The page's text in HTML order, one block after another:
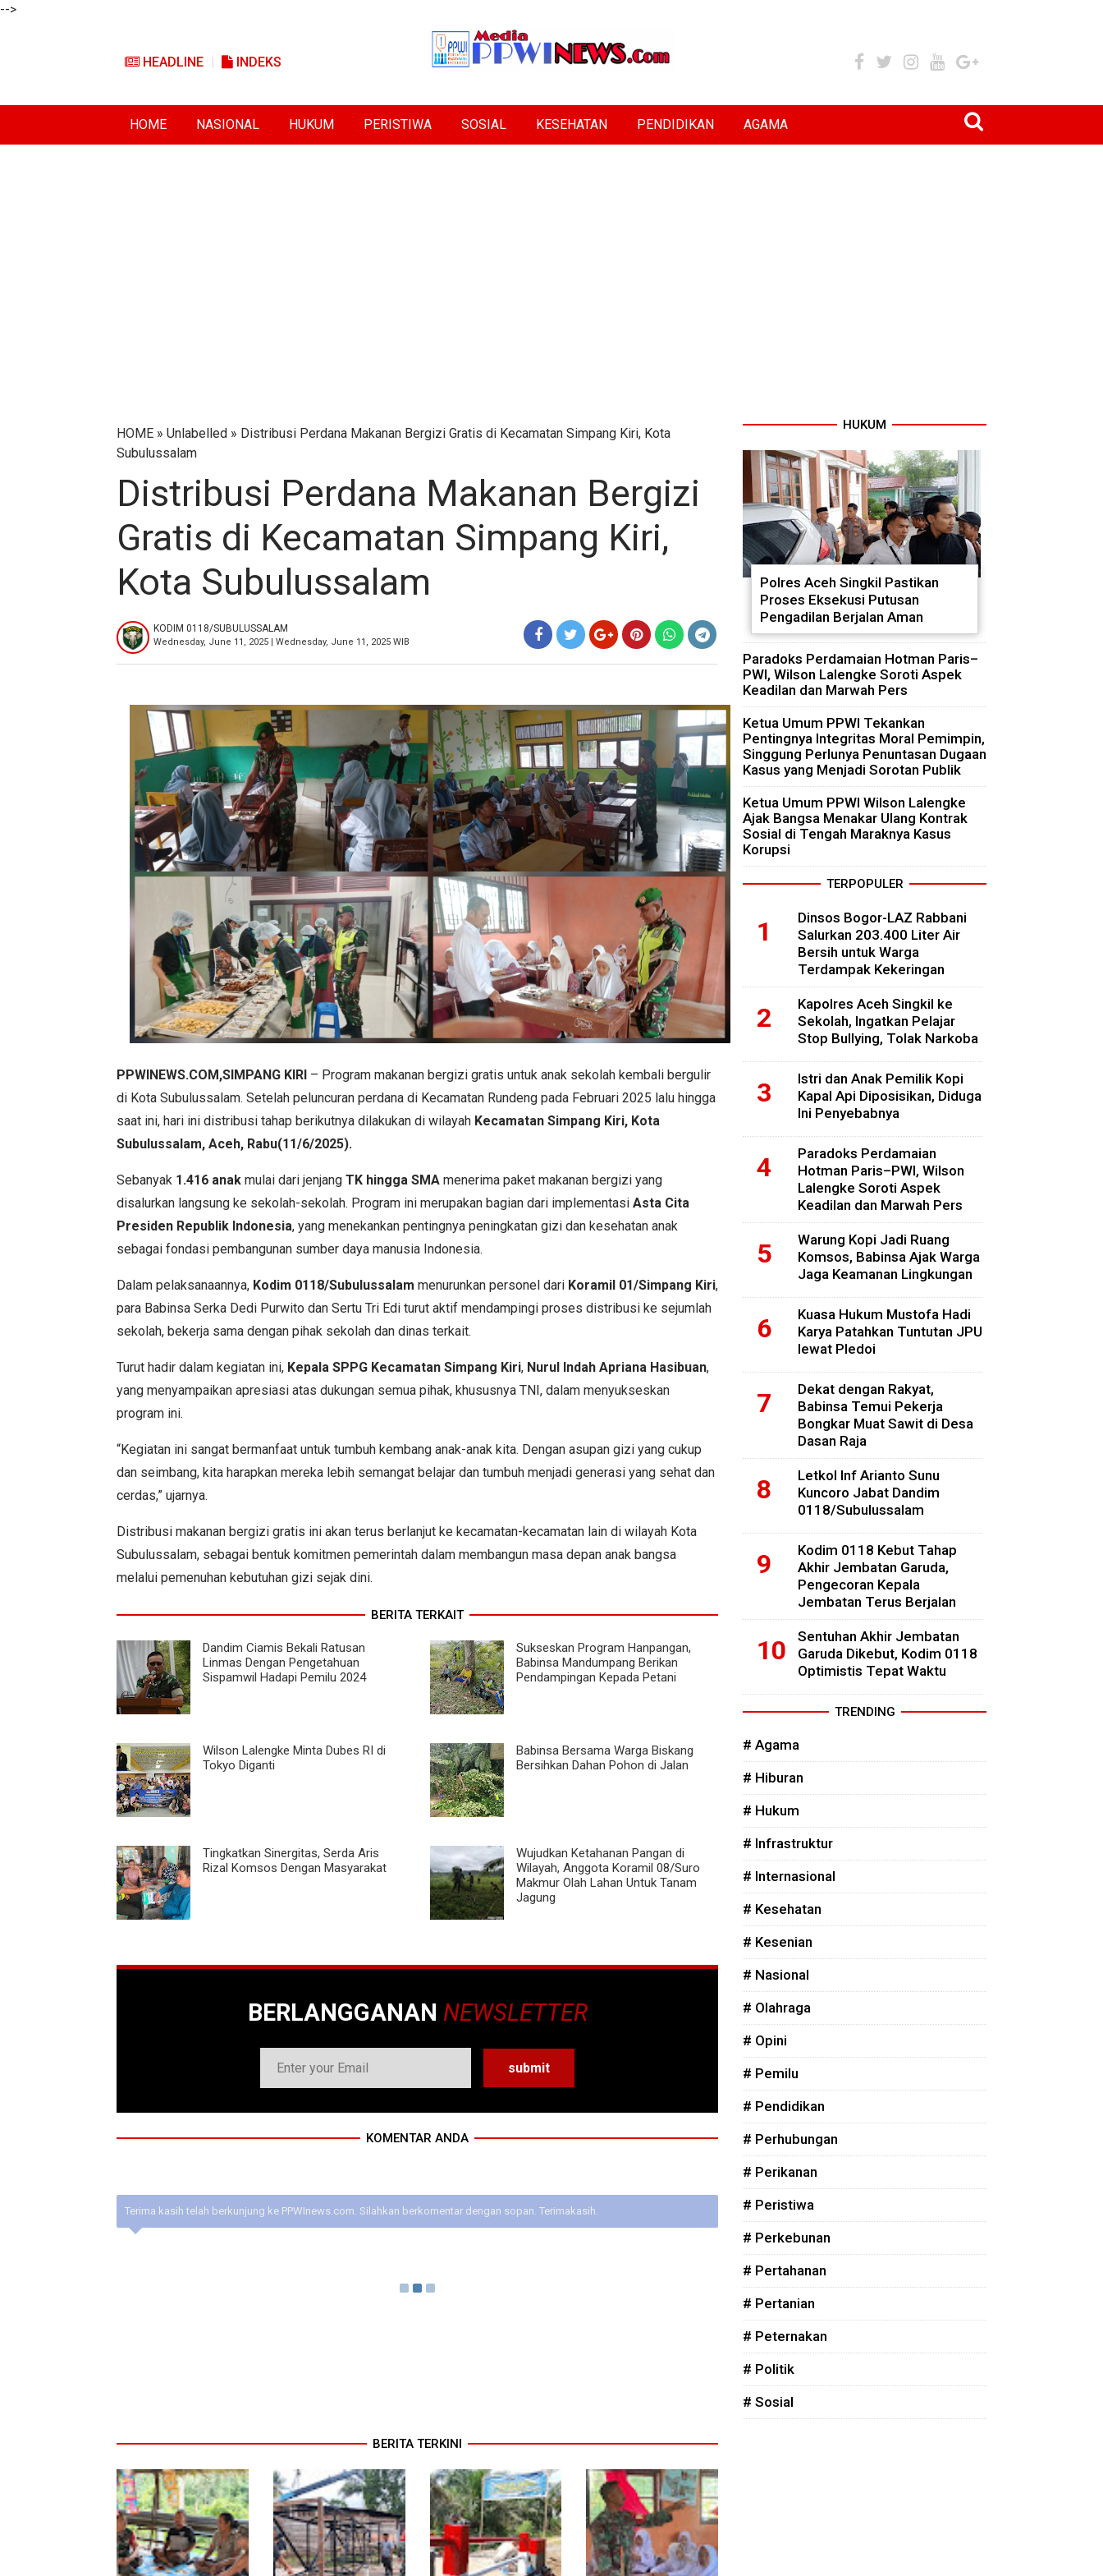
-->
HEADLINE INDEKS
HOME NASIONAL HUKUM PERISTIWA SOSIAL KESEHATAN PENDIDIKAN AGAMA
HOME » Unlabelled » Distribusi Perdana Makanan Bergizi Gratis di Kecamatan Simpang Kiri, Kota
Subulussalam
Distribusi Perdana Makanan Bergizi
Gratis di Kecamatan Simpang Kiri,
Kota Subulussalam
KODIM 0118/SUBULUSSALAM
Wednesday, June 11, 2025 | Wednesday, June 11, 2025 WIB
PPWINEWS.COM,SIMPANG KIRI – Program makanan bergizi gratis untuk anak sekolah kembali bergulir
di Kota Subulussalam. Setelah peluncuran perdana di Kecamatan Rundeng pada Februari 2025 lalu hingga
saat ini, hari ini distribusi tahap berikutnya dilakukan di wilayah Kecamatan Simpang Kiri, Kota
Subulussalam, Aceh, Rabu(11/6/2025).
Sebanyak 1.416 anak mulai dari jenjang TK hingga SMA menerima paket makanan bergizi yang
disalurkan langsung ke sekolah-sekolah. Program ini merupakan bagian dari implementasi Asta Cita
Presiden Republik Indonesia, yang menekankan pentingnya peningkatan gizi dan kesehatan anak
sebagai fondasi pembangunan sumber daya manusia Indonesia.
Dalam pelaksanaannya, Kodim 0118/Subulussalam menurunkan personel dari Koramil 01/Simpang Kiri,
para Babinsa Serka Dedi Purwito dan Sertu Tri Edi turut aktif mendampingi proses distribusi ke sejumlah
sekolah, bekerja sama dengan pihak sekolah dan dinas terkait.
Turut hadir dalam kegiatan ini, Kepala SPPG Kecamatan Simpang Kiri, Nurul Indah Apriana Hasibuan,
yang menyampaikan apresiasi atas dukungan semua pihak, khususnya TNI, dalam menyukseskan
program ini.
“Kegiatan ini sangat bermanfaat untuk tumbuh kembang anak-anak kita. Dengan asupan gizi yang cukup
dan seimbang, kita harapkan mereka lebih semangat belajar dan tumbuh menjadi generasi yang sehat dan
cerdas,” ujarnya.
Distribusi makanan bergizi gratis ini akan terus berlanjut ke kecamatan-kecamatan lain di wilayah Kota
Subulussalam, sebagai bentuk komitmen pemerintah dalam membangun masa depan anak bangsa
melalui pemenuhan kebutuhan gizi sejak dini.
BERITA TERKAIT
Dandim Ciamis Bekali Ratusan
Linmas Dengan Pengetahuan
Sispamwil Hadapi Pemilu 2024
Sukseskan Program Hanpangan,
Babinsa Mandumpang Berikan
Pendampingan Kepada Petani
Wilson Lalengke Minta Dubes RI di
Tokyo Diganti
Babinsa Bersama Warga Biskang
Bersihkan Dahan Pohon di Jalan
Tingkatkan Sinergitas, Serda Aris
Rizal Komsos Dengan Masyarakat
Wujudkan Ketahanan Pangan di
Wilayah, Anggota Koramil 08/Suro
Makmur Olah Lahan Untuk Tanam
Jagung
BERLANGGANAN NEWSLETTER
KOMENTAR ANDA
Terima kasih telah berkunjung ke PPWInews.com. Silahkan berkomentar dengan sopan. Terimakasih.
BERITA TERKINI
HUKUM
Polres Aceh Singkil Pastikan
Proses Eksekusi Putusan
Pengadilan Berjalan Aman
Paradoks Perdamaian Hotman Paris–
PWI, Wilson Lalengke Soroti Aspek
Keadilan dan Marwah Pers
Ketua Umum PPWI Tekankan
Pentingnya Integritas Moral Pemimpin,
Singgung Perlunya Penuntasan Dugaan
Kasus yang Menjadi Sorotan Publik
Ketua Umum PPWI Wilson Lalengke
Ajak Bangsa Menakar Ulang Kontrak
Sosial di Tengah Maraknya Kasus
Korupsi
TERPOPULER
Dinsos Bogor-LAZ Rabbani
Salurkan 203.400 Liter Air
Bersih untuk Warga
Terdampak Kekeringan
Kapolres Aceh Singkil ke
Sekolah, Ingatkan Pelajar
Stop Bullying, Tolak Narkoba
Istri dan Anak Pemilik Kopi
Kapal Api Diposisikan, Diduga
Ini Penyebabnya
Paradoks Perdamaian
Hotman Paris–PWI, Wilson
Lalengke Soroti Aspek
Keadilan dan Marwah Pers
Warung Kopi Jadi Ruang
Komsos, Babinsa Ajak Warga
Jaga Keamanan Lingkungan
Kuasa Hukum Mustofa Hadi
Karya Patahkan Tuntutan JPU
lewat Pledoi
Dekat dengan Rakyat,
Babinsa Temui Pekerja
Bongkar Muat Sawit di Desa
Dasan Raja
Letkol Inf Arianto Sunu
Kuncoro Jabat Dandim
0118/Subulussalam
Kodim 0118 Kebut Tahap
Akhir Jembatan Garuda,
Pengecoran Kepala
Jembatan Terus Berjalan
Sentuhan Akhir Jembatan
Garuda Dikebut, Kodim 0118
Optimistis Tepat Waktu
TRENDING
# Agama
# Hiburan
# Hukum
# Infrastruktur
# Internasional
# Kesehatan
# Kesenian
# Nasional
# Olahraga
# Opini
# Pemilu
# Pendidikan
# Perhubungan
# Perikanan
# Peristiwa
# Perkebunan
# Pertahanan
# Pertanian
# Peternakan
# Politik
# Sosial